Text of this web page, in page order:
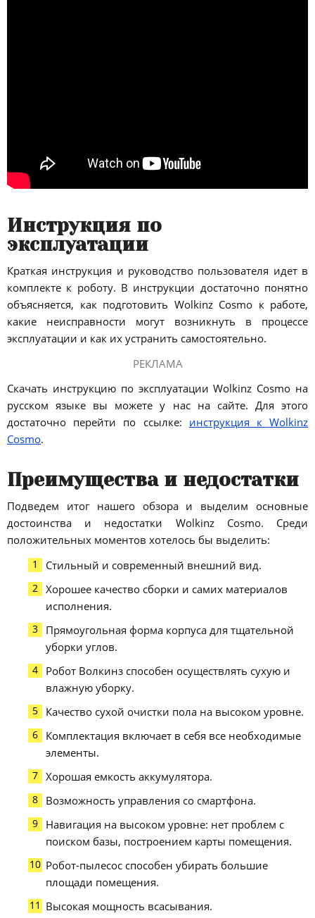
Инструкция по
эксплуатации
Краткая инструкция и руководство пользователя идет в
комплекте к роботу. В инструкции достаточно понятно
объясняется, как подготовить Wolkinz Cosmo к работе,
какие неисправности могут возникнуть в процессе
эксплуатации и как их устранить самостоятельно.
РЕКЛАМА
Скачать инструкцию по эксплуатации Wolkinz Cosmo на
русском языке вы можете у нас на сайте. Для этого
достаточно перейти по ссылке: инструкция к Wolkinz
Cosmo.
Преимущества и недостатки
Подведем итог нашего обзора и выделим основные
достоинства и недостатки Wolkinz Cosmo. Среди
положительных моментов хотелось бы выделить:
Стильный и современный внешний вид.
Хорошее качество сборки и самих материалов
исполнения.
Прямоугольная форма корпуса для тщательной
уборки углов.
Робот Волкинз способен осуществлять сухую и
влажную уборку.
Качество сухой очистки пола на высоком уровне.
Комплектация включает в себя все необходимые
элементы.
Хорошая емкость аккумулятора.
Возможность управления со смартфона.
Навигация на высоком уровне: нет проблем с
поиском базы, построением карты помещения.
Робот-пылесос способен убирать большие
площади помещения.
Высокая мощность всасывания.